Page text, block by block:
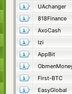
UAchanger
818Finance
AxoCash
Izi
AppBit
First-BTC
EasyGlobal